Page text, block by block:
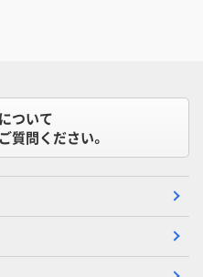
ついて
質問ください。